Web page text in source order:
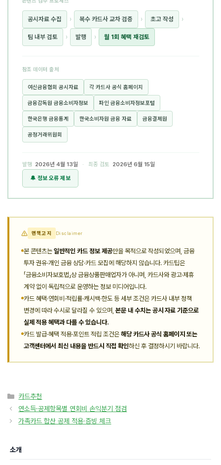
공시자료 수집 › 복수 카드사 교차 검증 › 초고 작성 ›
팀 내부 검토 › 발행 › 월 1회 혜택 재검토
참조 데이터 출처
여신금융협회 공시자료 각 카드사 공식 홈페이지
금융감독원 금융소비자정보 파인 금융소비자정보포털
한국은행 금융통계 한국소비자원 금융 자료 금융결제원
공정거래위원회
발행 2026년 4월 13일 · 최종 검토
2026년 6월 15일
🔔 정보 오류 제보
면책고지 Disclaimer
본 콘텐츠는 일반적인 카드 정보 제공만을 목적으로 작성되었으며, 금융
투자 권유·개인 금융 상담·카드 모집에 해당하지 않습니다. 카드팁은
「금융소비자보호법」상 금융상품판매업자가 아니며, 카드사와 광고·제휴
계약 없이 독립적으로 운영하는 정보 미디어입니다.
카드 혜택·연회비·적립률·캐시백·한도 등 세부 조건은 카드사 내부 정책
변경에 따라 수시로 달라질 수 있으며,본문 내 수치는 공시 자료 기준으로
실제 적용 혜택과 다를 수 있습니다.
카드 발급·혜택 적용·포인트 적립 조건은 해당 카드사 공식 홈페이지 또는
고객센터에서 최신 내용을 반드시 직접 확인하신 후 결정하시기 바랍니다.
카
테
리
카드추천
연소득·공제항목별 연회비 손익분기 점검
가족카드 합산 공제 적용·증빙 체크
소개